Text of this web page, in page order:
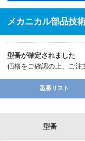
メカニカル部品技
型番が確定されました
価格をご確認の上、ご注
型番リスト
型番